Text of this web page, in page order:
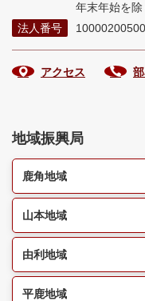
年末年始を除
法人番号
アクセス
地域振興局
鹿角地域
山本地域
由利地域
平鹿地域